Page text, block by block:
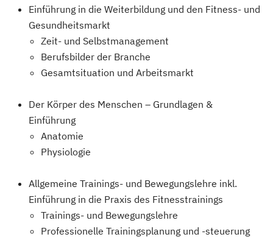
Einführung in die Weiterbildung und den Fitness- und
Gesundheitsmarkt
Zeit- und Selbstmanagement
Berufsbilder der Branche
Gesamtsituation und Arbeitsmarkt
Der Körper des Menschen – Grundlagen &
Einführung
Anatomie
Physiologie
Allgemeine Trainings- und Bewegungslehre inkl.
Einführung in die Praxis des Fitnesstrainings
Trainings- und Bewegungslehre
Professionelle Trainingsplanung und -steuerung